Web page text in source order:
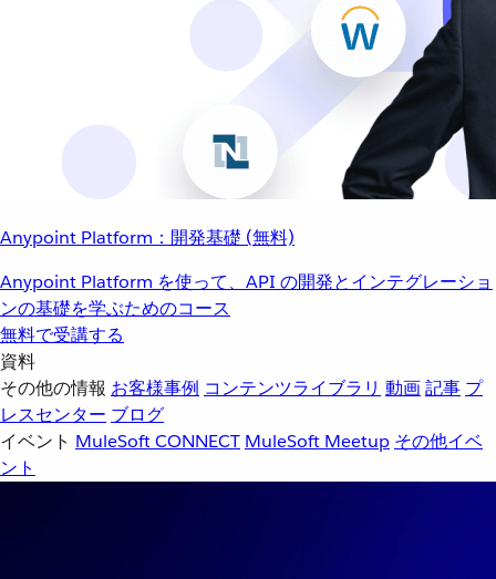
Anypoint Platform：開発基礎 (無料)
Anypoint Platform を使って、API の開発とインテグレーショ
ンの基礎を学ぶためのコース
無料で受講する
資料
その他の情報 お客様事例 コンテンツライブラリ 動画記事 プ
レスセンター ブログ
イベント MuleSoft CONNECT MuleSoft Meetup その他イベ
ント